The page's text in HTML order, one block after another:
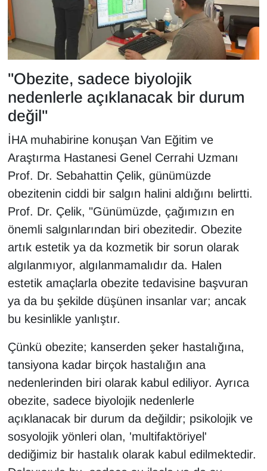
"Obezite, sadece biyolojik
nedenlerle açıklanacak bir durum
değil"
İHA muhabirine konuşan Van Eğitim ve
Araştırma Hastanesi Genel Cerrahi Uzmanı
Prof. Dr. Sebahattin Çelik, günümüzde
obezitenin ciddi bir salgın halini aldığını belirtti.
Prof. Dr. Çelik, "Günümüzde, çağımızın en
önemli salgınlarından biri obezitedir. Obezite
artık estetik ya da kozmetik bir sorun olarak
algılanmıyor, algılanmamalıdır da. Halen
estetik amaçlarla obezite tedavisine başvuran
ya da bu şekilde düşünen insanlar var; ancak
bu kesinlikle yanlıştır.
Çünkü obezite; kanserden şeker hastalığına,
tansiyona kadar birçok hastalığın ana
nedenlerinden biri olarak kabul ediliyor. Ayrıca
obezite, sadece biyolojik nedenlerle
açıklanacak bir durum da değildir; psikolojik ve
sosyolojik yönleri olan, 'multifaktöriyel'
dediğimiz bir hastalık olarak kabul edilmektedir.
SPOR
TEBRİK
Turizm
Vasıta
YAŞAM
YEREL